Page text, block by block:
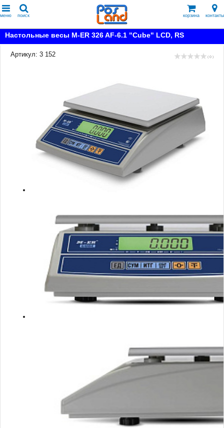
меню поиск корзина контакты
Настольные весы M-ER 326 AF-6.1 "Cube" LCD, RS
Артикул: 3 152 ( 0 )